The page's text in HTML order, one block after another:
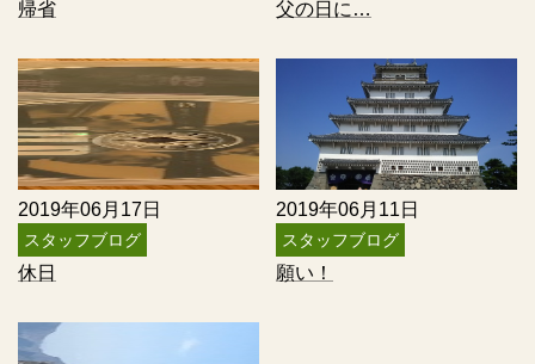
帰省 父の日に…
2019年06月17日
スタッフブログ
休日
2019年06月11日
スタッフブログ
願い！